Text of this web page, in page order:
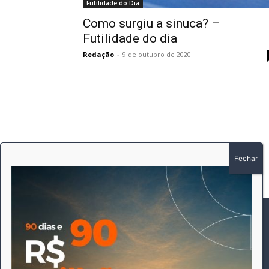
Futilidade do Dia
Como surgiu a sinuca? –
Futilidade do dia
Redação - 9 de outubro de 2020
SOBRE